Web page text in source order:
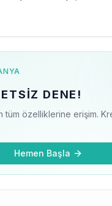
DENE!
özelliklerine erişim.
Hemen Başla